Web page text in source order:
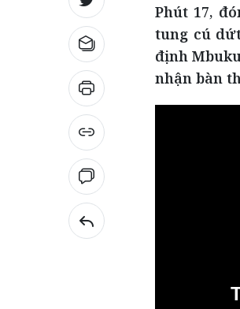
Phút 17,
tung cú
định
nhận bàn